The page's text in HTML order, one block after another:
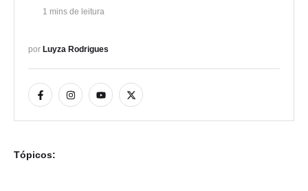
1 mins de leitura
por Luyza Rodrigues
Tópicos: